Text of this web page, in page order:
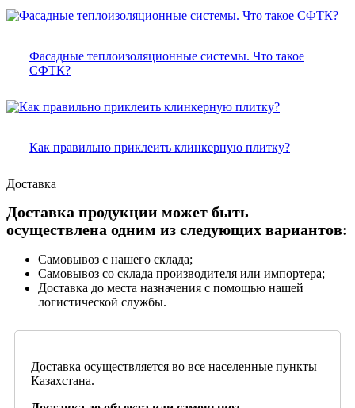
Фасадные теплоизоляционные системы. Что такое
СФТК?
Как правильно приклеить клинкерную плитку?
Доставка
Доставка продукции может быть
осуществлена одним из следующих вариантов:
Самовывоз с нашего склада;
Самовывоз со склада производителя или импортера;
Доставка до места назначения с помощью нашей
логистической службы.
Доставка осуществляется во все населенные пункты
Казахстана.